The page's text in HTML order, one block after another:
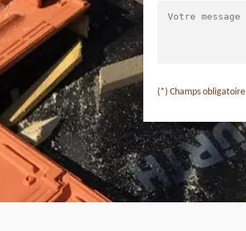
(*) Champs obligatoire